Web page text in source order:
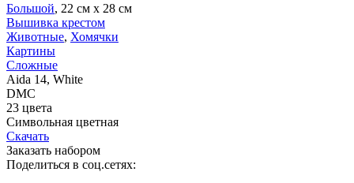
Большой, 22 см х 28 см
Вышивка крестом
Животные, Хомячки
Картины
Сложные
Aida 14, White
DMC
23 цвета
Символьная цветная
Скачать
Заказать набором
Поделиться в соц.сетях: